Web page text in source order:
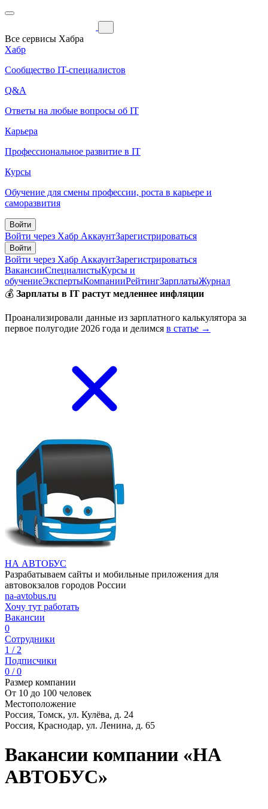
Все сервисы Хабра
Хабр
Сообщество IT-специалистов
Q&A
Ответы на любые вопросы об IT
Карьера
Профессиональное развитие в IT
Курсы
Обучение для смены профессии, роста в карьере и
саморазвития
Войти
Войти через Хабр АккаунтЗарегистрироваться
Войти
Войти через Хабр АккаунтЗарегистрироваться
ВакансииСпециалистыКурсы и
обучениеЭкспертыКомпанииРейтингЗарплатыЖурнал
💰 Зарплаты в IT растут медленнее инфляции
Проанализировали данные из зарплатного калькулятора за
первое полугодие 2026 года и делимся в статье →
НА АВТОБУС
Разрабатываем сайты и мобильные приложения для
автовокзалов городов России
na-avtobus.ru
Хочу тут работать
Вакансии
0
Сотрудники
1 / 2
Подписчики
0 / 0
Размер компании
От 10 до 100 человек
Местоположение
Россия, Томск, ул. Кулёва, д. 24
Россия, Краснодар, ул. Ленина, д. 65
Вакансии компании «НА
АВТОБУС»